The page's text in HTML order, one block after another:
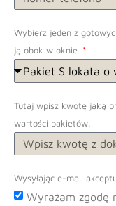
Wybierz jeden z
ją obok w oknie
Tutaj wpisz kwotę jaką
wartości pakietów.
Wysyłając e-mail
Wyrażam zgodę